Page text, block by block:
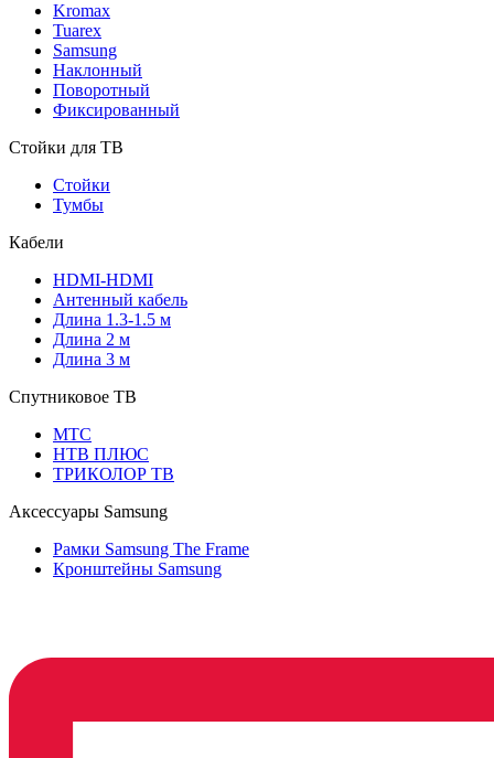
Kromax
Tuarex
Samsung
Наклонный
Поворотный
Фиксированный
Стойки для ТВ
Стойки
Тумбы
Кабели
HDMI-HDMI
Антенный кабель
Длина 1.3-1.5 м
Длина 2 м
Длина 3 м
Спутниковое ТВ
МТС
НТВ ПЛЮС
ТРИКОЛОР ТВ
Аксессуары Samsung
Рамки Samsung The Frame
Кронштейны Samsung